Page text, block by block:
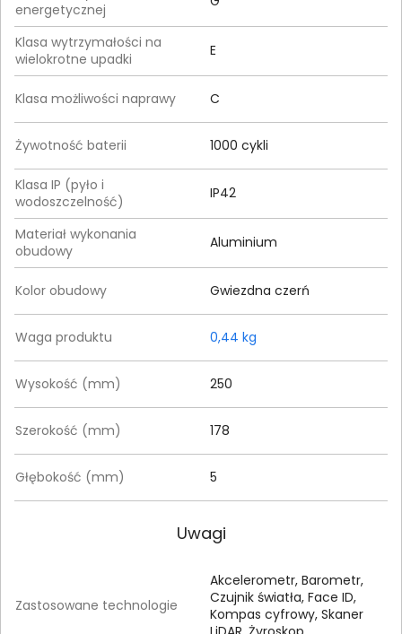
energetycznej
Klasa wytrzymałości na
wielokrotne upadki
E
Klasa możliwości naprawy C
Żywotność baterii 1000 cykli
Klasa IP (pyło i
wodoszczelność)
IP42
Materiał wykonania
obudowy
Aluminium
Kolor obudowy Gwiezdna czerń
Waga produktu 0,44 kg
Wysokość (mm) 250
Szerokość (mm) 178
Głębokość (mm) 5
Uwagi
Zastosowane technologie
Akcelerometr, Barometr,
Czujnik światła, Face ID,
Kompas cyfrowy, Skaner